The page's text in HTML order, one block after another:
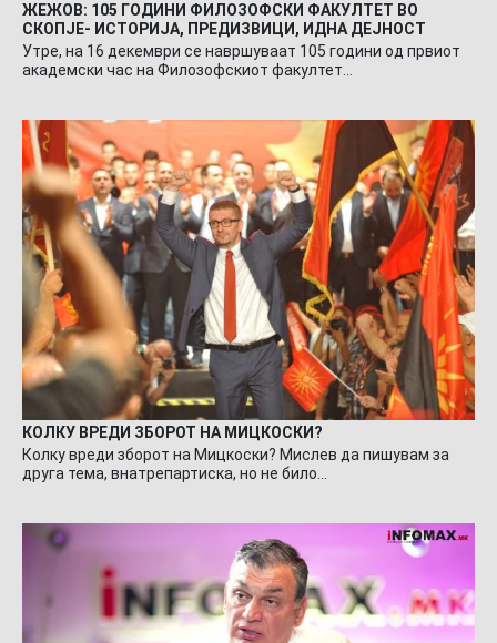
ЖЕЖОВ: 105 ГОДИНИ ФИЛОЗОФСКИ ФАКУЛТЕТ ВО
СКОПЈЕ- ИСТОРИЈА, ПРЕДИЗВИЦИ, ИДНА ДЕЈНОСТ
Утре, на 16 декември се навршуваат 105 години од првиот
академски час на Филозофскиот факултет…
КОЛКУ ВРЕДИ ЗБОРОТ НА МИЦКОСКИ?
Колку вреди зборот на Мицкоски? Мислев да пишувам за
друга тема, внатрепартиска, но не било…